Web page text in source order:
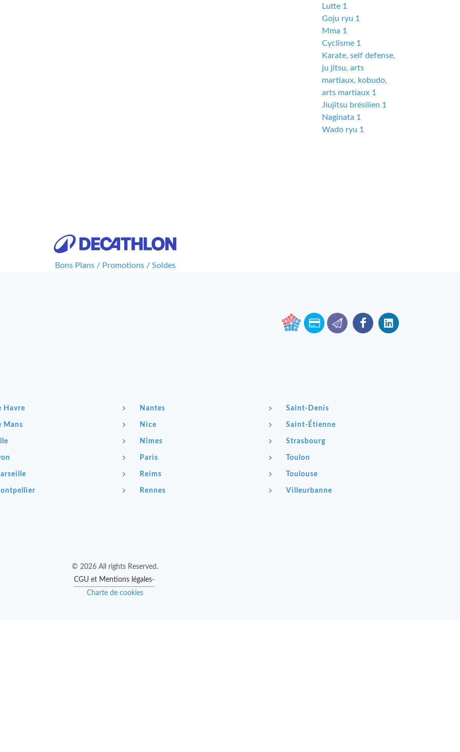
Lutte 1
Goju ryu 1
Mma 1
Cyclisme 1
Karate, self defense,
ju jitsu, arts
martiaux, kobudo,
arts martiaux 1
Jiujitsu brésilien 1
Naginata 1
Wado ryu 1
Bons Plans / Promotions / Soldes
Havre
Mans
Nantes
Nice
Nîmes
Paris
Reims
Rennes
Saint-Denis
Saint-Étienne
Strasbourg
Toulon
Toulouse
Villeurbanne
© 2026 All rights Reserved.
CGU et Mentions légales-
Charte de cookies